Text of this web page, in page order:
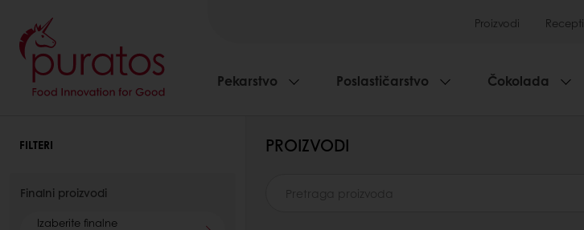
Proizvodi Recepti
Pekarstvo Poslastičarstvo Čokolada
FILTERI
Finalni proizvodi
Izaberite finalne
PROIZVODI